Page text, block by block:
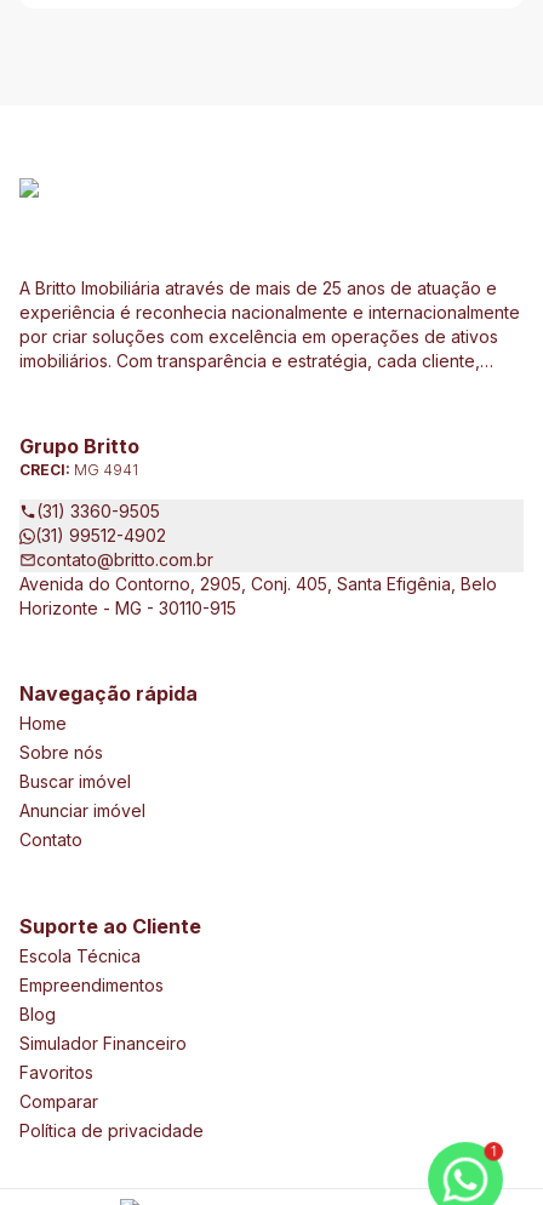
A Britto Imobiliária através de mais de 25 anos de atuação e
experiência é reconhecia nacionalmente e internacionalmente
por criar soluções com excelência em operações de ativos
imobiliários. Com transparência e estratégia, cada cliente,
investimentos ligados ao mercado imobiliário, construção civil,
incorporação de empreendimentos, avaliações e perícias de
imóveis urbanos e rurais. Atuamos no Brasil e no exterior, junto
a clientes exigentes e de vários tipos e porte, que pretendem
expandir seus negócios.
Grupo Britto
CRECI: MG 4941
(31) 3360-9505
(31) 99512-4902
contato@britto.com.br
Avenida do Contorno, 2905, Conj. 405, Santa Efigênia, Belo
Horizonte - MG - 30110-915
Navegação rápida
Home
Sobre nós
Buscar imóvel
Anunciar imóvel
Contato
Suporte ao Cliente
Escola Técnica
Empreendimentos
Blog
Simulador Financeiro
Favoritos
Comparar
Política de privacidade
1